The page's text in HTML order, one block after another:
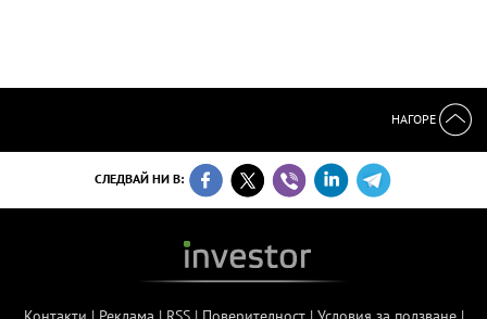
НАГОРЕ
СЛЕДВАЙ НИ В: